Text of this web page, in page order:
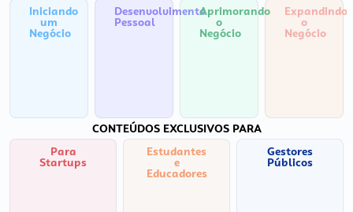
Iniciando
um
Negócio
Desenvolvimento
Pessoal
Aprimorando
o
Negócio
Expandindo
o
Negócio
CONTEÚDOS EXCLUSIVOS PARA
Para
Startups
Estudantes
e
Educadores
Gestores
Públicos